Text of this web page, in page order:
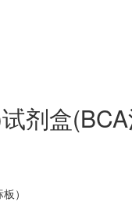
剂盒
）